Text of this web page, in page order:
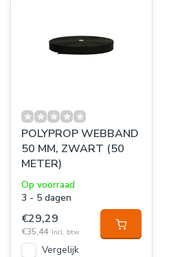
POLYPROP WEBBAND
50 MM, ZWART (50
METER)
Op voorraad
3 - 5 dagen
€29,29
€35,44 Incl. btw
Vergelijk